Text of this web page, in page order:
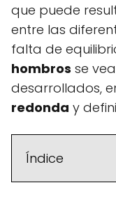
que puede
entre las
falta de
hombros se
desarrollados,
redonda y
Índice